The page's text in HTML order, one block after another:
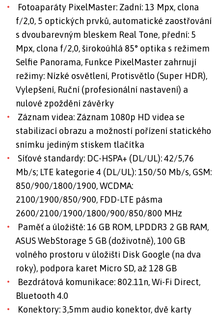
Fotoaparáty PixelMaster: Zadní: 13 Mpx, clona
f/2,0, 5 optických prvků, automatické zaostřování
s dvoubarevným bleskem Real Tone, přední: 5
Mpx, clona f/2,0, širokoúhlá 85° optika s režimem
Selfie Panorama, Funkce PixelMaster zahrnují
režimy: Nízké osvětlení, Protisvětlo (Super HDR),
Vylepšení, Ruční (profesionální nastavení) a
nulové zpoždění závěrky
Záznam videa: Záznam 1080p HD videa se
stabilizací obrazu a možností pořízení statického
snímku jediným stiskem tlačítka
Síťové standardy: DC-HSPA+ (DL/UL): 42/5,76
Mb/s; LTE kategorie 4 (DL/UL): 150/50 Mb/s, GSM:
850/900/1800/1900, WCDMA:
2100/1900/850/900, FDD-LTE pásma
2600/2100/1900/1800/900/850/800 MHz
Paměť a úložiště: 16 GB ROM, LPDDR3 2 GB RAM,
ASUS WebStorage 5 GB (doživotně), 100 GB
volného prostoru v úložišti Disk Google (na dva
roky), podpora karet Micro SD, až 128 GB
Bezdrátová komunikace: 802.11n, Wi-Fi Direct,
Bluetooth 4.0
Konektory: 3,5mm audio konektor, dvě karty